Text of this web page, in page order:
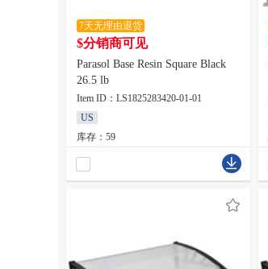
7天无理由退货
$分销商可见
Parasol Base Resin Square Black
26.5 lb
Item ID：LS1825283420-01-01
US
库存：59